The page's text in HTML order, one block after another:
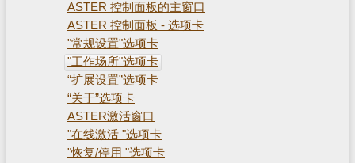
ASTER 控制面板的主窗口
ASTER 控制面板 - 选项卡
"常规设置"选项卡
"工作场所"选项卡
“扩展设置”选项卡
“关于”选项卡
ASTER激活窗口
"在线激活 "选项卡
"恢复/停用 "选项卡